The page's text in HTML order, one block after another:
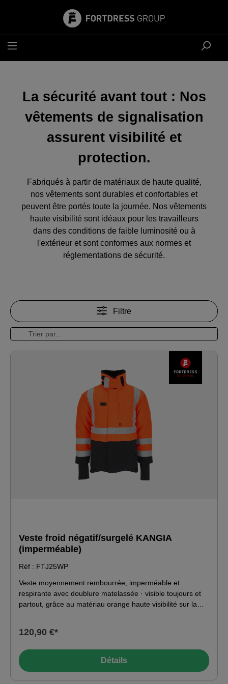
La sécurité avant tout : Nos
vêtements de signalisation
assurent visibilité et
protection.
Fabriqués à partir de matériaux de haute qualité,
nos vêtements sont durables et confortables et
peuvent être portés toute la journée. Nos vêtements
haute visibilité sont idéaux pour les travailleurs
dans des conditions de faible luminosité ou à
l'extérieur et sont conformes aux normes et
réglementations de sécurité.
Filtre
Veste froid négatif/surgelé KANGIA
(imperméable)
Réf : FTJ25WP
Veste moyennement rembourrée, imperméable et
respirante avec doublure matelassée · visible toujours et
partout, grâce au matériau orange haute visibilité sur la
à haute résistance à la déchirure · col montant avec
capuche amovible pouvant être repliée dans le col · poche
poitrine Napoléon sur la gauche · boucle porte-fil pour
microphone sur la poitrine droite · poche sur le bras avec
120,90 €*
Détails